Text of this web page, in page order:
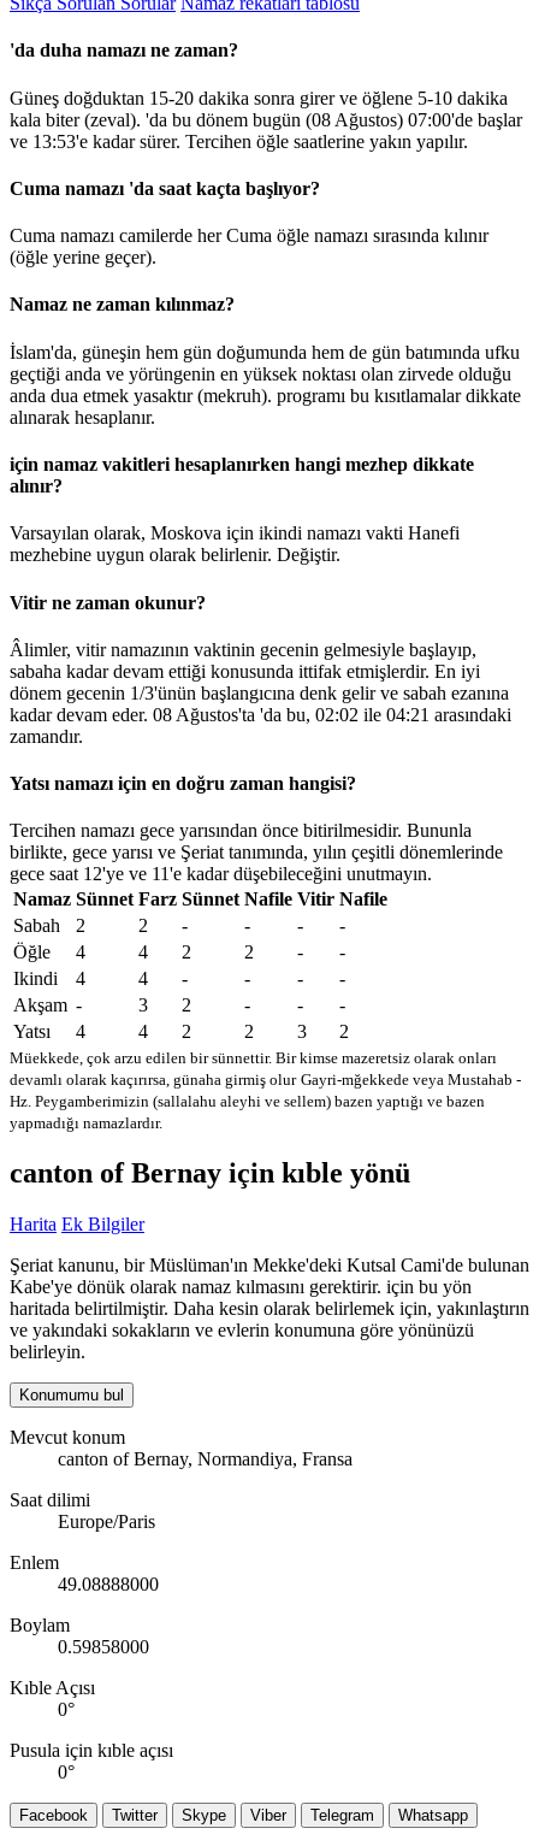
'da duha namazı ne zaman?
Güneş doğduktan 15-20 dakika sonra girer ve öğlene 5-10 dakika
kala biter (zeval). 'da bu dönem bugün (08 Ağustos) 07:00'de başlar
ve 13:53'e kadar sürer. Tercihen öğle saatlerine yakın yapılır.
Cuma namazı 'da saat kaçta başlıyor?
Cuma namazı camilerde her Cuma öğle namazı sırasında kılınır
(öğle yerine geçer).
Namaz ne zaman kılınmaz?
İslam'da, güneşin hem gün doğumunda hem de gün batımında ufku
geçtiği anda ve yörüngenin en yüksek noktası olan zirvede olduğu
anda dua etmek yasaktır (mekruh). programı bu kısıtlamalar dikkate
alınarak hesaplanır.
için namaz vakitleri hesaplanırken hangi mezhep dikkate
alınır?
Varsayılan olarak, Moskova için ikindi namazı vakti Hanefi
mezhebine uygun olarak belirlenir. Değiştir.
Vitir ne zaman okunur?
Âlimler, vitir namazının vaktinin gecenin gelmesiyle başlayıp,
sabaha kadar devam ettiği konusunda ittifak etmişlerdir. En iyi
dönem gecenin 1/3'ünün başlangıcına denk gelir ve sabah ezanına
kadar devam eder. 08 Ağustos'ta 'da bu, 02:02 ile 04:21 arasındaki
zamandır.
Yatsı namazı için en doğru zaman hangisi?
Tercihen namazı gece yarısından önce bitirilmesidir. Bununla
birlikte, gece yarısı ve Şeriat tanımında, yılın çeşitli dönemlerinde
gece saat 12'ye ve 11'e kadar düşebileceğini unutmayın.
Namaz Sünnet Farz Sünnet Nafile Vitir Nafile
Sabah
2 2 - - -
-
Öğle
4 4 2 2 -
-
Ikindi
4 4 - - -
-
Akşam - 3 2 - -
-
Yatsı
4 4 2 2 3 2
Müekkede, çok arzu edilen bir sünnettir. Bir kimse mazeretsiz olarak onları
devamlı olarak kaçırırsa, günaha girmiş olur Gayri-mğekkede veya Mustahab -
Hz. Peygamberimizin (sallalahu aleyhi ve sellem) bazen yaptığı ve bazen
yapmadığı namazlardır.
canton of Bernay için kıble yönü
Harita Ek Bilgiler
Şeriat kanunu, bir Müslüman'ın Mekke'deki Kutsal Cami'de bulunan
Kabe'ye dönük olarak namaz kılmasını gerektirir. için bu yön
haritada belirtilmiştir. Daha kesin olarak belirlemek için, yakınlaştırın
ve yakındaki sokakların ve evlerin konumuna göre yönünüzü
belirleyin.
Konumumu bul
Mevcut konum
canton of Bernay, Normandiya, Fransa
Saat dilimi
Europe/Paris
Enlem
49.08888000
Boylam
0.59858000
Kıble Açısı
0°
Pusula için kıble açısı
0°
Facebook Twitter Skype Viber Telegram Whatsapp